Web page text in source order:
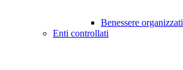
Benessere
Enti controllati